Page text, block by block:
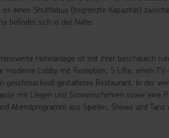
einen Shuttlebus (begrenzte Kapazität)
befindet sich in der Nähe.
Hotelanlage ist mit ihrer beschaulich
moderne Lobby mit Rezeption, 5 Lifte, einen
geschmackvoll gestaltetes Restaurant. In der
mit Liegen und Sonnenschirmen sowie eine
Abendprogramm aus Spielen, Shows und